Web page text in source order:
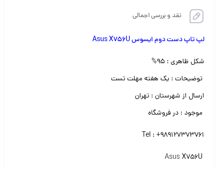
نقد و بررسی اجمالی
لپ تاپ دست دوم ایسوس Asus X756U
شکل ظاهری : ۹۵%
توضیحات : یک هفته مهلت تست
ارسال از شهرستان : تهران
موجود : در فروشگاه
Tel : +989127373761
AsusX756U